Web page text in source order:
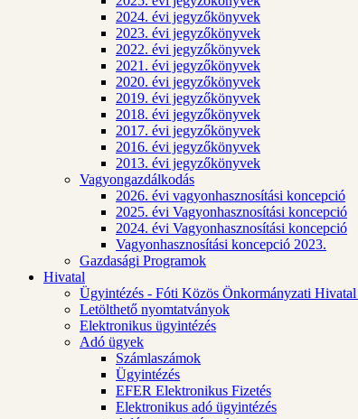
2024. évi jegyzőkönyvek
2023. évi jegyzőkönyvek
2022. évi jegyzőkönyvek
2021. évi jegyzőkönyvek
2020. évi jegyzőkönyvek
2019. évi jegyzőkönyvek
2018. évi jegyzőkönyvek
2017. évi jegyzőkönyvek
2016. évi jegyzőkönyvek
2013. évi jegyzőkönyvek
Vagyongazdálkodás
2026. évi vagyonhasznosítási koncepció
2025. évi Vagyonhasznosítási koncepció
2024. évi Vagyonhasznosítási koncepció
Vagyonhasznosítási koncepció 2023.
Gazdasági Programok
Hivatal
Ügyintézés - Fóti Közös Önkormányzati
Letölthető nyomtatványok
Elektronikus ügyintézés
Adó ügyek
Számlaszámok
Ügyintézés
EFER Elektronikus Fizetés
Elektronikus adó ügyintézés